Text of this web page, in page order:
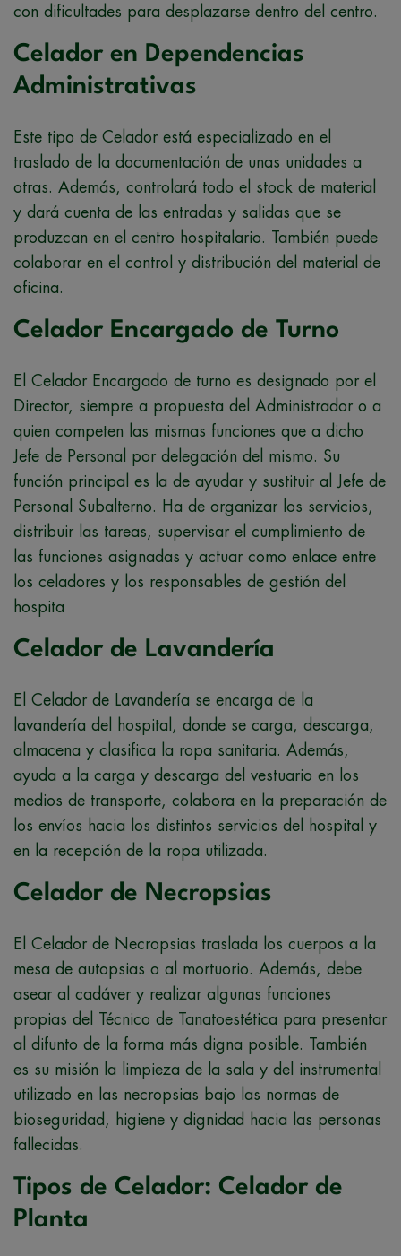
con dificultades para desplazarse dentro del centro.
Celador en Dependencias
Administrativas
Este tipo de Celador está especializado en el
traslado de la documentación de unas unidades a
otras. Además, controlará todo el stock de material
y dará cuenta de las entradas y salidas que se
produzcan en el centro hospitalario. También puede
colaborar en el control y distribución del material de
oficina.
Celador Encargado de Turno
El Celador Encargado de turno es designado por el
Director, siempre a propuesta del Administrador o a
quien competen las mismas funciones que a dicho
Jefe de Personal por delegación del mismo. Su
función principal es la de ayudar y sustituir al Jefe de
Personal Subalterno. Ha de organizar los servicios,
distribuir las tareas, supervisar el cumplimiento de
las funciones asignadas y actuar como enlace entre
los celadores y los responsables de gestión del
hospita
Celador de Lavandería
El Celador de Lavandería se encarga de la
lavandería del hospital, donde se carga, descarga,
almacena y clasifica la ropa sanitaria. Además,
ayuda a la carga y descarga del vestuario en los
medios de transporte, colabora en la preparación de
los envíos hacia los distintos servicios del hospital y
en la recepción de la ropa utilizada.
Celador de Necropsias
El Celador de Necropsias traslada los cuerpos a la
mesa de autopsias o al mortuorio. Además, debe
asear al cadáver y realizar algunas funciones
propias del Técnico de Tanatoestética para presentar
al difunto de la forma más digna posible. También
es su misión la limpieza de la sala y del instrumental
utilizado en las necropsias bajo las normas de
bioseguridad, higiene y dignidad hacia las personas
fallecidas.
Tipos de Celador: Celador de
Planta